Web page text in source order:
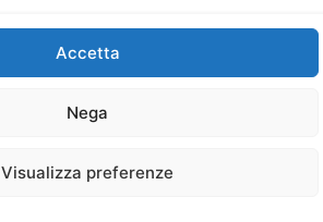
Accetta
Nega
Visualizza preferenze